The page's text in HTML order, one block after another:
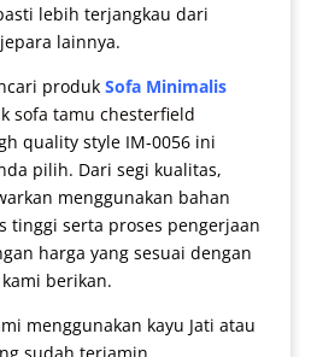
lebih terjangkau dari
lainnya.
produk Sofa Minimalis
sofa tamu chesterfield
quality style IM-0056 ini
pilih. Dari segi kualitas,
menggunakan bahan
tinggi serta proses pengerjaan
harga yang sesuai dengan
berikan.
menggunakan kayu Jati atau